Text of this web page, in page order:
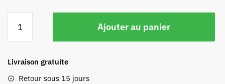
Ajouter au panier
Livraison gratuite
Retour sous 15 jours